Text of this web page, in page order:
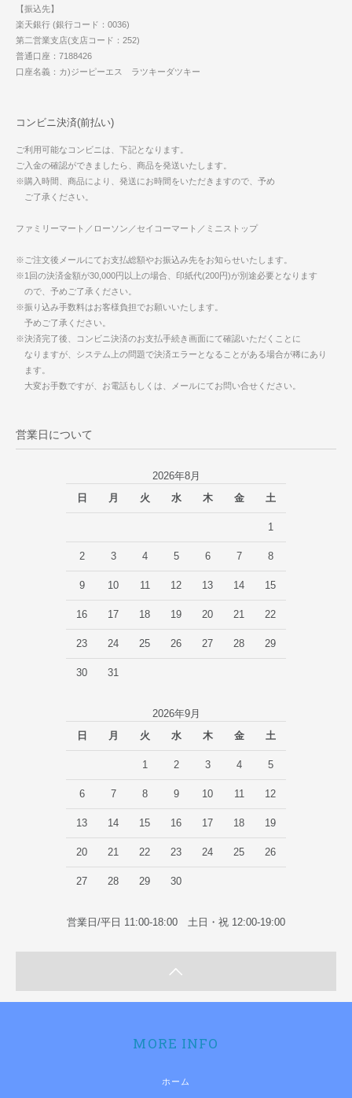
【振込先】
楽天銀行 (銀行コード：0036)
第二営業支店(支店コード：252)
普通口座：7188426
口座名義：カ)ジーピーエス ラツキーダツキー
コンビニ決済(前払い)
ご利用可能なコンビニは、下記となります。
ご入金の確認ができましたら、商品を発送いたします。
※購入時間、商品により、発送にお時間をいただきますので、予め
ご了承ください。
ファミリーマート／ローソン／セイコーマート／ミニストップ
※ご注文後メールにてお支払総額やお振込み先をお知らせいたします。
※1回の決済金額が30,000円以上の場合、印紙代(200円)が別途必要となります
ので、予めご了承ください。
※振り込み手数料はお客様負担でお願いいたします。
予めご了承ください。
※決済完了後、コンビニ決済のお支払手続き画面にて確認いただくことに
なりますが、システム上の問題で決済エラーとなることがある場合が稀にあり
ます。
大変お手数ですが、お電話もしくは、メールにてお問い合せください。
営業日について
2026年8月
日
月 火 水 木 金 土
1
2 3 4 5 6 7 8
9 10 11 12 13 14 15
16 17 18 19 20 21 22
23 24 25 26 27 28 29
30 31
2026年9月
日
月 火 水 木 金 土
1 2 3 4 5
6 7 8 9 10 11 12
13 14 15 16 17 18 19
20 21 22 23 24 25 26
27 28 29 30
営業日/平日 11:00-18:00 土日・祝 12:00-19:00
MORE INFO
ホーム